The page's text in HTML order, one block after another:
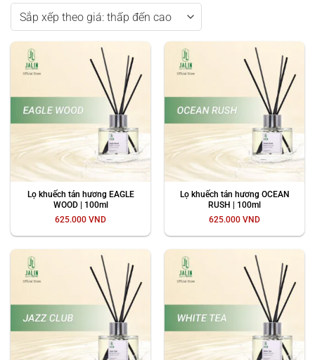
Lọ khuếch tán hương EAGLE
WOOD | 100ml
625.000 VND
Lọ khuếch tán hương OCEAN
RUSH | 100ml
625.000 VND